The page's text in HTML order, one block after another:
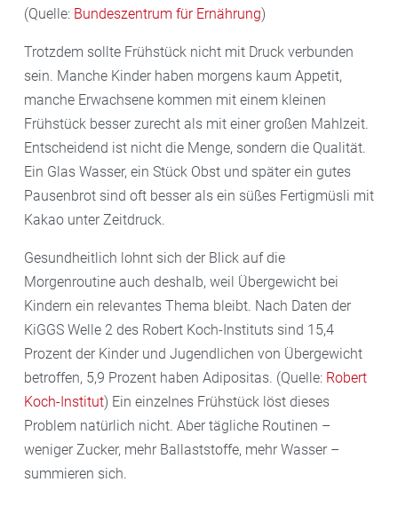
(Quelle: Bundeszentrum für Ernährung)
Trotzdem sollte Frühstück nicht mit Druck verbunden
sein. Manche Kinder haben morgens kaum Appetit,
manche Erwachsene kommen mit einem kleinen
Frühstück besser zurecht als mit einer großen Mahlzeit.
Entscheidend ist nicht die Menge, sondern die Qualität.
Ein Glas Wasser, ein Stück Obst und später ein gutes
Pausenbrot sind oft besser als ein süßes Fertigmüsli mit
Kakao unter Zeitdruck.
Gesundheitlich lohnt sich der Blick auf die
Morgenroutine auch deshalb, weil Übergewicht bei
Kindern ein relevantes Thema bleibt. Nach Daten der
KiGGS Welle 2 des Robert Koch-Instituts sind 15,4
Prozent der Kinder und Jugendlichen von Übergewicht
betroffen, 5,9 Prozent haben Adipositas. (Quelle: Robert
Koch-Institut) Ein einzelnes Frühstück löst dieses
Problem natürlich nicht. Aber tägliche Routinen –
weniger Zucker, mehr Ballaststoffe, mehr Wasser –
summieren sich.